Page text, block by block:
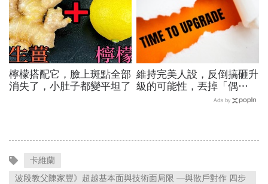
檸檬搭配它，臉上斑點全部
消失了，小肚子都變平坦了
維持完美人設，反倒搞砸升
級的可能性，丟掉「偶
包」，用「打怪心態」解鎖
Ads by
卡維蘭
波段教父陳家豐》超越基本面與技術面局限 —與散戶對作 四步